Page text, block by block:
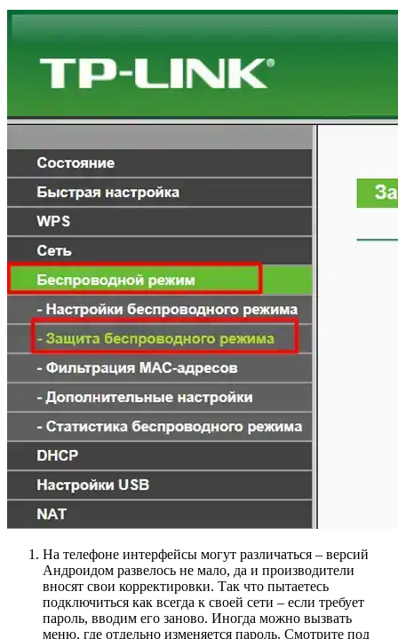
На телефоне интерфейсы могут различаться – версий
Андроидом развелось не мало, да и производители
вносят свои корректировки. Так что пытаетесь
подключиться как всегда к своей сети – если требует
пароль, вводим его заново. Иногда можно вызвать
меню, где отдельно изменяется пароль. Смотрите под